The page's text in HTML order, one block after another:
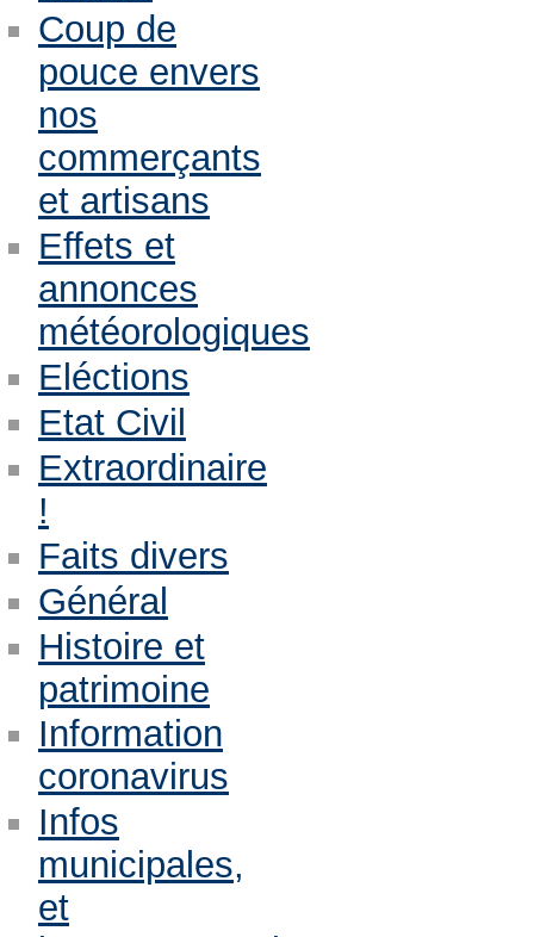
Coup de
pouce envers
nos
commerçants
et artisans
Effets et
annonces
météorologiques
Eléctions
Etat Civil
Extraordinaire
!
Faits divers
Général
Histoire et
patrimoine
Information
coronavirus
Infos
municipales,
et